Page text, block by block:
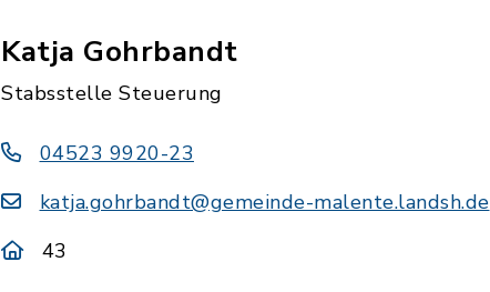
Katja Gohrbandt
Stabsstelle Steuerung
04523 9920-23
katja.gohrbandt@gemeinde-malente.landsh.de
43